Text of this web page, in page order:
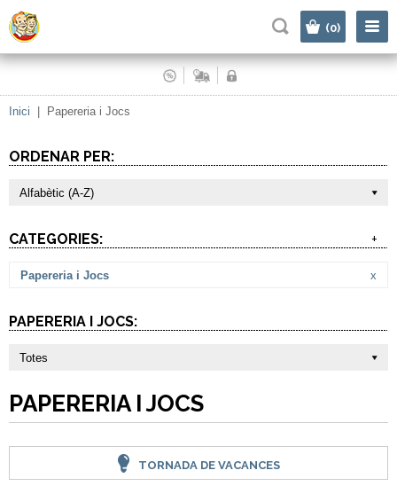
(0)
Inici Papereria i Jocs
ORDENAR PER:
Alfabètic (A-Z)
CATEGORIES: +
Papereria i Jocs x
PAPERERIA I JOCS:
Totes
PAPERERIA I JOCS
TORNADA DE VACANCES